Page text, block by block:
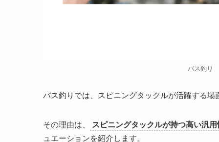
バス釣り
バス釣りでは、スピニングタックルが活躍する場
その理由は、
スピニングタックルが持つ高い汎用
ュエーションを紹介します。